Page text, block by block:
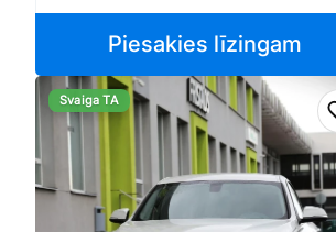
Piesakies līzingam
Svaiga TA